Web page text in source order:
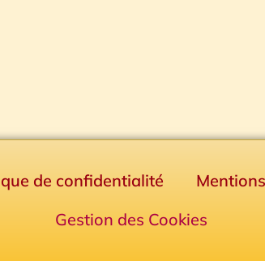
de confidentialité
Gestion des Cookies